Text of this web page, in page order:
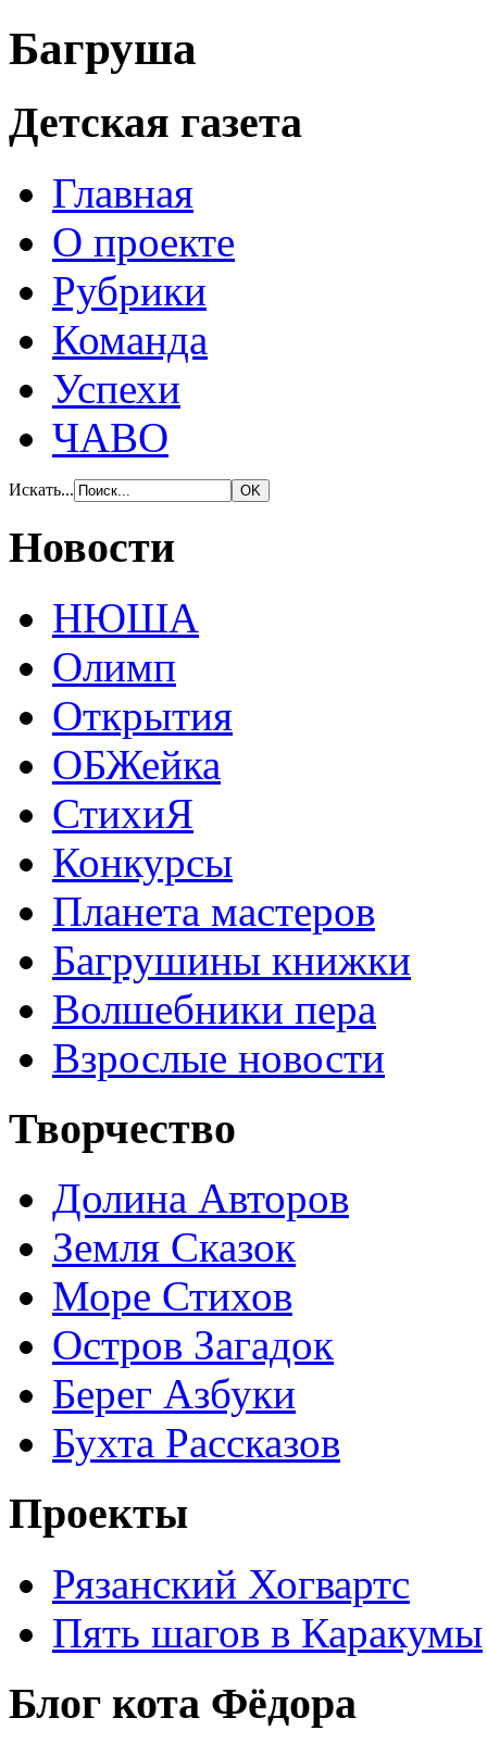
Багруша
Детская газета
Главная
О проекте
Рубрики
Команда
Успехи
ЧАВО
Искать...
Новости
НЮША
Олимп
Открытия
ОБЖейка
СтихиЯ
Конкурсы
Планета мастеров
Багрушины книжки
Волшебники пера
Взрослые новости
Творчество
Долина Авторов
Земля Сказок
Море Стихов
Остров Загадок
Берег Азбуки
Бухта Рассказов
Проекты
Рязанский Хогвартс
Пять шагов в Каракумы
Блог кота Фёдора